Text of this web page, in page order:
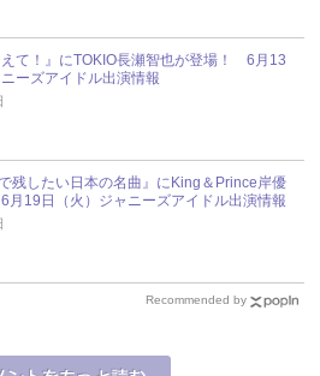
えて！』にTOKIO長瀬智也が登場！ 6月13
ーズアイドル出演情報
残したい日本の名曲』にKing＆Prince岸優
19日（火）ジャニーズアイドル出演情報
Recommended by